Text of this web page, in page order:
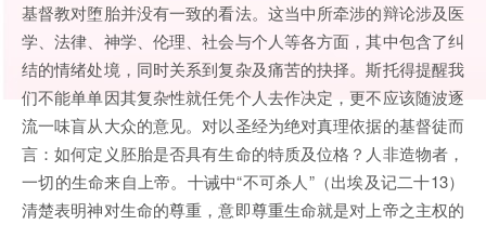
基督教对堕胎并没有一致的看法。这当中所牵涉的辩论涉及医
学、法律、神学、伦理、社会与个人等各方面，其中包含了纠
结的情绪处境，同时关系到复杂及痛苦的抉择。斯托得提醒我
们不能单单因其复杂性就任凭个人去作决定，更不应该随波逐
流一味盲从大众的意见。对以圣经为绝对真理依据的基督徒而
言：如何定义胚胎是否具有生命的特质及位格？人非造物者，
一切的生命来自上帝。十诫中“不可杀人”（出埃及记二十13）
清楚表明神对生命的尊重，意即尊重生命就是对上帝之主权的